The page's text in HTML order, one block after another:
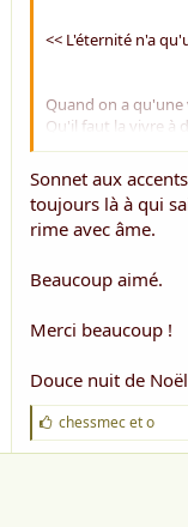
<< L'éternité n'a
Quand on a qu'une
Qu'il faut la vivre à
Découvrir de
S'en imprégner
Tant qu'on est
Pour vivre nos
sans retenue oser à
Le temps nous est
A nous de profiter à
Le temps d'éternité
Un tombeau pour le
Mais avec votre
Sonnet aux
toujours là à qui
rime avec âme.
Beaucoup aimé.
Merci beaucoup !
Douce nuit de
J
'
a
chessmeceto